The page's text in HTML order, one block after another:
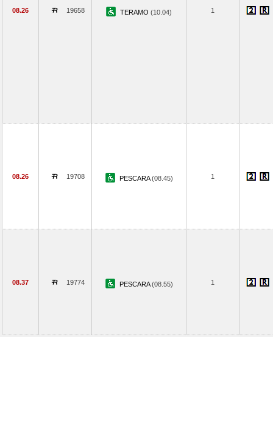
08.26 19658 TERAMO (10.04) 1
08.26 19708 PESCARA(08.45) 1
08.37 19774 PESCARA(08.55) 1